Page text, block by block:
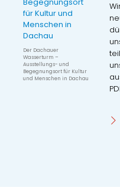
Der Dachauer
Wasserturm –
Ausstellungs- und
Begegnungsort für Kultur
und Menschen in Dachau